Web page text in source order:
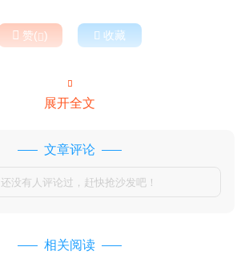
 赞()  收藏

展开全文
文章评论
还没有人评论过，赶快抢沙发吧！
相关阅读